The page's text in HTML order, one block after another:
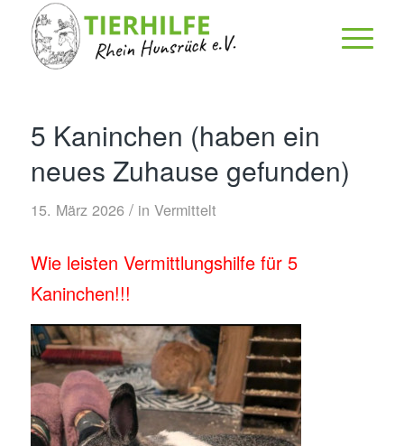
5 Kaninchen (haben ein
neues Zuhause gefunden)
15. März 2026 / in Vermittelt
Wie leisten Vermittlungshilfe für 5
Kaninchen!!!